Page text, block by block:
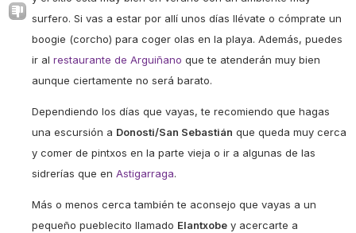
surfero. Si vas a estar por allí unos días llévate o cómprate un
boogie (corcho) para coger olas en la playa. Además, puedes
ir al restaurante de Arguiñano que te atenderán muy bien
aunque ciertamente no será barato.
Dependiendo los días que vayas, te recomiendo que hagas
una escursión a Donosti/San Sebastián que queda muy cerca
y comer de pintxos en la parte vieja o ir a algunas de las
sidrerías que en Astigarraga.
Más o menos cerca también te aconsejo que vayas a un
pequeño pueblecito llamado Elantxobe y acercarte a